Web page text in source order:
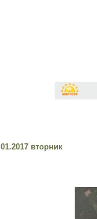
вторник